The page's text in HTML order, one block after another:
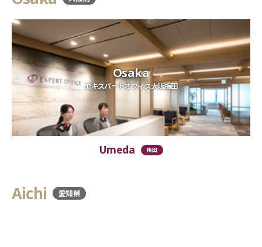
Osaka
エキスパートオフィス大阪梅田
Umeda 梅田
Aichi 愛知県